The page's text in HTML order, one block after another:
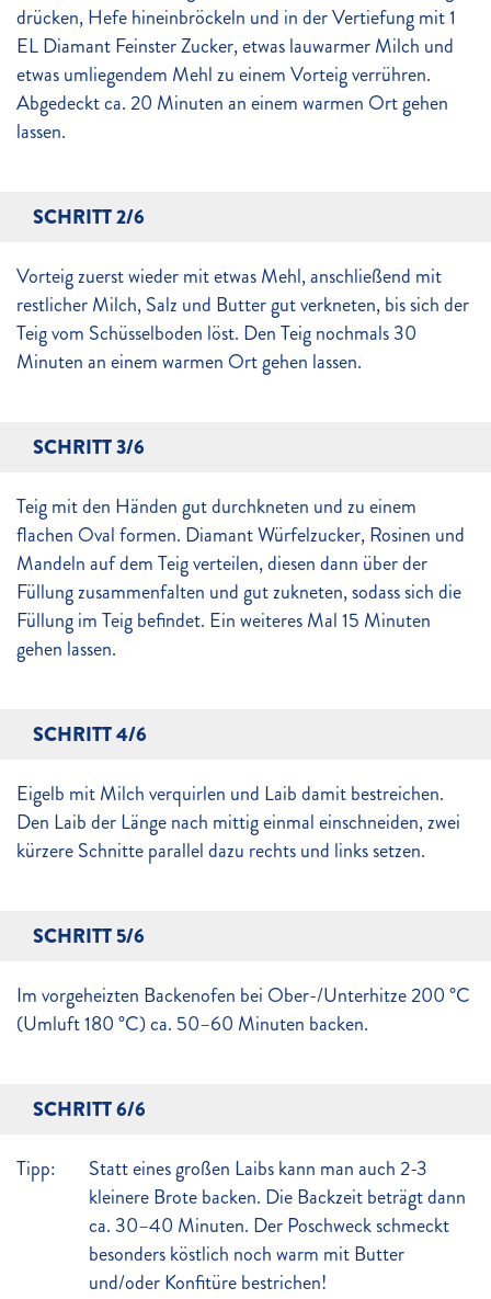
drücken, Hefe hineinbröckeln und in der Vertiefung mit 1
EL Diamant Feinster Zucker, etwas lauwarmer Milch und
etwas umliegendem Mehl zu einem Vorteig verrühren.
Abgedeckt ca. 20 Minuten an einem warmen Ort gehen
lassen.
SCHRITT 2/6
Vorteig zuerst wieder mit etwas Mehl, anschließend mit
restlicher Milch, Salz und Butter gut verkneten, bis sich der
Teig vom Schüsselboden löst. Den Teig nochmals 30
Minuten an einem warmen Ort gehen lassen.
SCHRITT 3/6
Teig mit den Händen gut durchkneten und zu einem
flachen Oval formen. Diamant Würfelzucker, Rosinen und
Mandeln auf dem Teig verteilen, diesen dann über der
Füllung zusammenfalten und gut zukneten, sodass sich die
Füllung im Teig befindet. Ein weiteres Mal 15 Minuten
gehen lassen.
SCHRITT 4/6
Eigelb mit Milch verquirlen und Laib damit bestreichen.
Den Laib der Länge nach mittig einmal einschneiden, zwei
kürzere Schnitte parallel dazu rechts und links setzen.
SCHRITT 5/6
Im vorgeheizten Backenofen bei Ober-/Unterhitze 200 °C
(Umluft 180 °C) ca. 50–60 Minuten backen.
SCHRITT 6/6
Tipp:
Statt eines großen Laibs kann man auch 2-3
kleinere Brote backen. Die Backzeit beträgt dann
ca. 30–40 Minuten. Der Poschweck schmeckt
besonders köstlich noch warm mit Butter
und/oder Konfitüre bestrichen!